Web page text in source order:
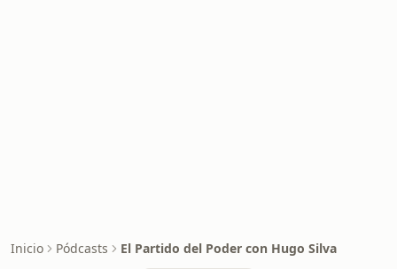
Inicio Pódcasts El Partido del Poder con Hugo Silva